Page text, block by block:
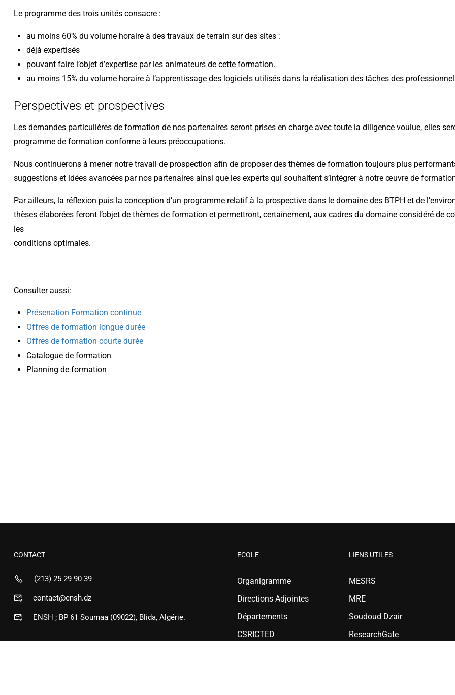
Le programme des trois unités consacre :
au moins 60% du volume horaire à des travaux de terrain sur des sites :
déjà expertisés
pouvant faire l’objet d’expertise par les animateurs de cette formation.
au moins 15% du volume horaire à l’apprentissage des logiciels utilisés dans la réalisation des tâches des
Perspectives et prospectives
Les demandes particulières de formation de nos partenaires seront prises en charge avec toute la diligence voulue, elles
programme de formation conforme à leurs préoccupations.
Nous continuerons à mener notre travail de prospection afin de proposer des thèmes de formation toujours plus
suggestions et idées avancées par nos partenaires ainsi que les experts qui souhaitent s’intégrer à notre œuvre de
Par ailleurs, la réflexion puis la conception d’un programme relatif à la prospective dans le domaine des BTPH et de
thèses élaborées feront l’objet de thèmes de formation et permettront, certainement, aux cadres du domaine considéré de
les
conditions optimales.
Consulter aussi:
Présenation Formation continue
Offres de formation longue durée
Offres de formation courte durée
Catalogue de formation
Planning de formation
CONTACT
(213) 25 29 90 39
contact@ensh.dz
ENSH ; BP 61 Soumaa (09022), Blida, Algérie.
ECOLE
Organigramme
Directions Adjointes
Départements
CSRICTED
LIENS UTILES
MESRS
MRE
Soudoud Dzair
ResearchGate